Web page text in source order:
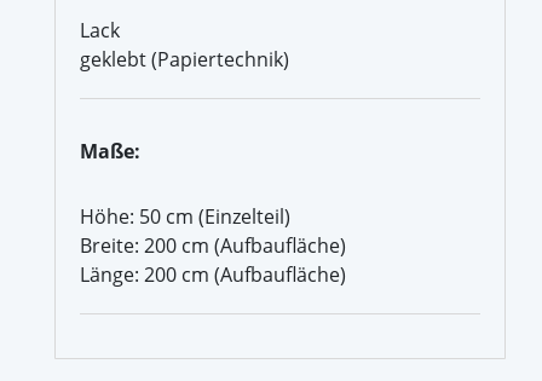
Lack
geklebt (Papiertechnik)
Maße:
Höhe: 50 cm (Einzelteil)
Breite: 200 cm (Aufbaufläche)
Länge: 200 cm (Aufbaufläche)